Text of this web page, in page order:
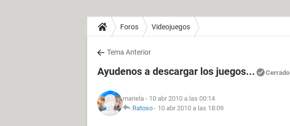
Foros Videojuegos
Tema Anterior
Ayudenos a descargar los juegos... Cerrado
mariela - 10 abr 2010 a las 00:14
Ratoso - 10 abr 2010 a las 18:09